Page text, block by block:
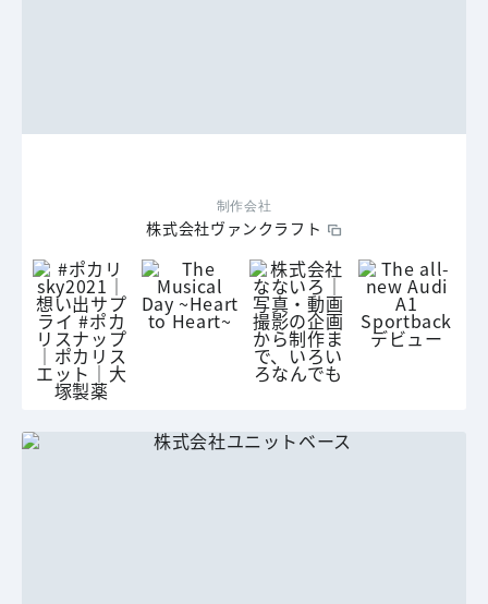
制作会社
株式会社ヴァンクラフト